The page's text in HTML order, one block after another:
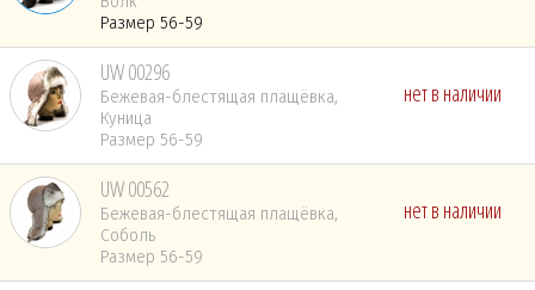
Размер 56-59
UW 00296
Бежевая-блестящая плащёвка,
Куница
Размер 56-59
нет в наличии
UW 00562
Бежевая-блестящая плащёвка,
Соболь
Размер 56-59
нет в наличии